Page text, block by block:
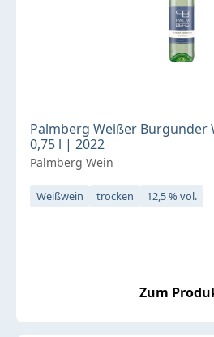
Palmberg Weißer Burgunder
0,75 l | 2022
Palmberg Wein
Weißwein trocken 12,5 % vol.
Zum